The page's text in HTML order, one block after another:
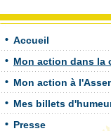
Accueil
Mon action dans la
Mon action à
Mes billets
Presse